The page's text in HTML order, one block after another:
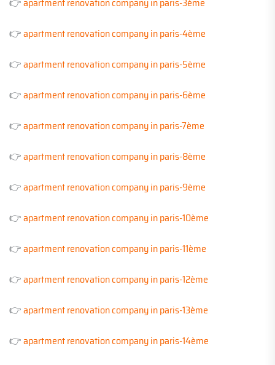
👉apartment renovation company in paris-4ème
👉apartment renovation company in paris-5ème
👉apartment renovation company in paris-6ème
👉apartment renovation company in paris-7ème
👉apartment renovation company in paris-8ème
👉apartment renovation company in paris-9ème
👉apartment renovation company in paris-10ème
👉apartment renovation company in paris-11ème
👉apartment renovation company in paris-12ème
👉apartment renovation company in paris-13ème
👉apartment renovation company in paris-14ème